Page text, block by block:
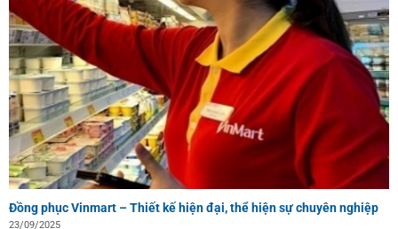
Đồng phục Vinmart – Thiết kế hiện đại, thể hiện sự chuyên nghiệp
23/09/2025